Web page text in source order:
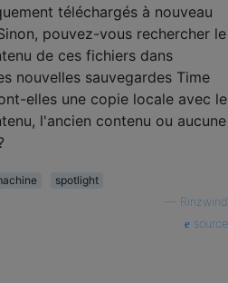
téléchargés à nouveau
pouvez-vous rechercher le
de ces fichiers dans
nouvelles sauvegardes Time
elles une copie locale avec le
l'ancien contenu ou aucune
spotlight
Rinzwind
source